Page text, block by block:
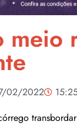
meio
02/2022
transbordar